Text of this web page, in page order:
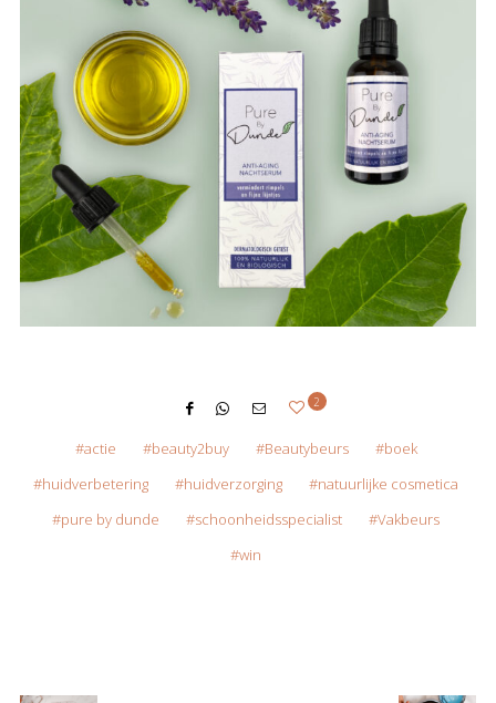
2
actie beauty2buy Beautybeurs
boek
huidverbetering
huidverzorging
natuurlijke cosmetica
pure by dunde
schoonheidsspecialist
Vakbeurs
win